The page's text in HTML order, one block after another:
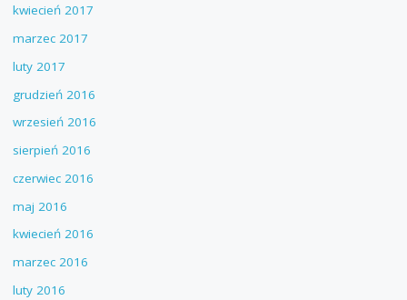
kwiecień 2017
marzec 2017
luty 2017
grudzień 2016
wrzesień 2016
sierpień 2016
czerwiec 2016
maj 2016
kwiecień 2016
marzec 2016
luty 2016